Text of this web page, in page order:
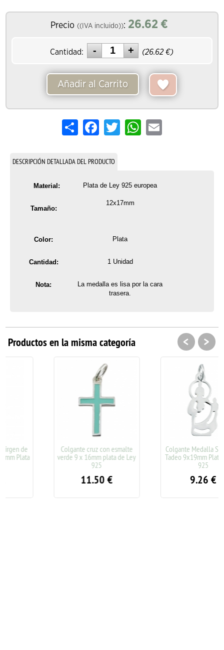
Precio((IVA incluido)): 26.62 €
Cantidad: (26.62€)
Añadir al Carrito
Share FacebookTwitterWhatsApp
Email
DESCRIPCIÓN DETALLADA DEL PRODUCTO
Material: Plata de Ley 925europea
Tamaño:
12x17mm
Color: Plata
Cantidad: 1 Unidad
Nota:
La medalla es lisa por la cara
trasera.
Productos en la misma categoría
Colgante cruz con esmalte
verde 9 x 16mm plata de Ley
€
Colgante Medalla San Judas
Tadeo 9x19mm Plata de Ley
< >